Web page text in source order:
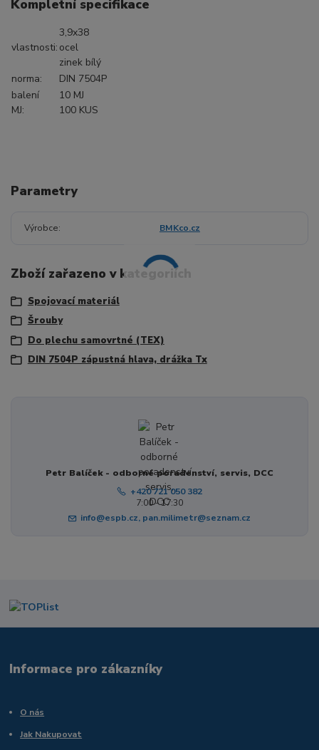
Kompletní specifikace
vlastnosti:
3,9x38
ocel
zinek bílý
norma:
DIN 7504P
balení
MJ:
10 MJ
100 KUS
Parametry
Výrobce BMKco.cz
Zboží zařazeno v kategoriích
Spojovací materiál
Šrouby
Do plechu samovrtné (TEX)
DIN 7504P zápustná hlava, drážka Tx
Petr Balíček - odborné poradenství, servis, DCC
+420 721 050 382
7:00 - 17:30
info@espb.cz, pan.milimetr@seznam.cz
Informace pro zákazníky
O nás
Jak Nakupovat